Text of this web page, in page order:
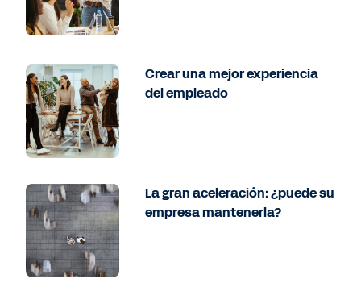
Crear una mejor experiencia
del empleado
La gran aceleración: ¿puede su
empresa mantenerla?